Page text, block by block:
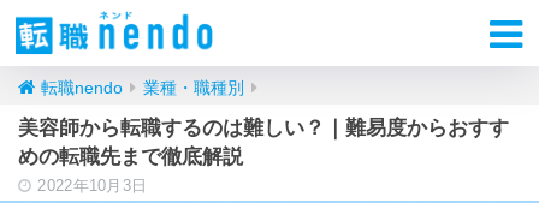
転職nendo 業種・職種別
美容師から転職するのは難しい？｜難易度からおすす
めの転職先まで徹底解説
2022年10月3日